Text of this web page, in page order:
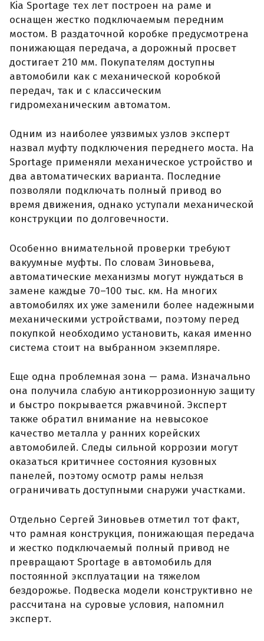
Kia Sportage тех лет построен на раме и
оснащен жестко подключаемым передним
мостом. В раздаточной коробке предусмотрена
понижающая передача, а дорожный просвет
достигает 210 мм. Покупателям доступны
автомобили как с механической коробкой
передач, так и с классическим
гидромеханическим автоматом.
Одним из наиболее уязвимых узлов эксперт
назвал муфту подключения переднего моста. На
Sportage применяли механическое устройство и
два автоматических варианта. Последние
позволяли подключать полный привод во
время движения, однако уступали механической
конструкции по долговечности.
Особенно внимательной проверки требуют
вакуумные муфты. По словам Зиновьева,
автоматические механизмы могут нуждаться в
замене каждые 70–100 тыс. км. На многих
автомобилях их уже заменили более надежными
механическими устройствами, поэтому перед
покупкой необходимо установить, какая именно
система стоит на выбранном экземпляре.
Еще одна проблемная зона — рама. Изначально
она получила слабую антикоррозионную защиту
и быстро покрывается ржавчиной. Эксперт
также обратил внимание на невысокое
качество металла у ранних корейских
автомобилей. Следы сильной коррозии могут
оказаться критичнее состояния кузовных
панелей, поэтому осмотр рамы нельзя
ограничивать доступными снаружи участками.
Отдельно Сергей Зиновьев отметил тот факт,
что рамная конструкция, понижающая передача
и жестко подключаемый полный привод не
превращают Sportage в автомобиль для
постоянной эксплуатации на тяжелом
бездорожье. Подвеска модели конструктивно не
рассчитана на суровые условия, напомнил
эксперт.